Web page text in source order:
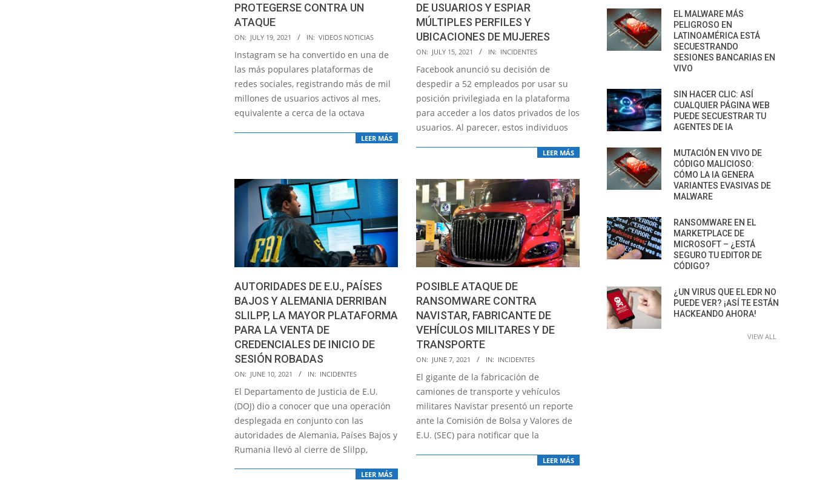
PROTEGERSE CONTRA UN
ATAQUE
2021-
07-
19
ON: JULY 19, 2021 IN: VIDEOS NOTICIAS
Instagram se ha convertido en una de
las más populares plataformas de
redes sociales, registrando más de mil
millones de usuarios activos al mes,
equivalente a cerca de la octava
LEER MÁS
DE USUARIOS Y ESPIAR
MÚLTIPLES PERFILES Y
UBICACIONES DE MUJERES
2021-
07-
15
ON: JULY 15, 2021 IN: INCIDENTES
Facebook anunció su decisión de
despedir a 52 empleados por usar su
posición privilegiada en la plataforma
para acceder a los datos privados de los
usuarios. Al parecer, estos individuos
LEER MÁS
AUTORIDADES DE E.U., PAÍSES
BAJOS Y ALEMANIA DERRIBAN
SLILPP, LA MAYOR PLATAFORMA
PARA LA VENTA DE
CREDENCIALES DE INICIO DE
SESIÓN ROBADAS
2021-
06-
10
ON: JUNE 10, 2021 IN: INCIDENTES
El Departamento de Justicia de E.U.
(DOJ) dio a conocer que una operación
desplegada en conjunto con las
autoridades de Alemania, Países Bajos y
Rumania llevó al cierre de Slilpp,
LEER MÁS
POSIBLE ATAQUE DE
RANSOMWARE CONTRA
NAVISTAR, FABRICANTE DE
VEHÍCULOS MILITARES Y DE
TRANSPORTE
2021-
06-
07
ON: JUNE 7, 2021 IN: INCIDENTES
El gigante de la fabricación de
camiones de transporte y vehículos
militares Navistar presentó un reporte
ante la Comisión de Bolsa y Valores de
E.U. (SEC) para notificar que la
LEER MÁS
EL MALWARE MÁS
PELIGROSO EN
LATINOAMÉRICA ESTÁ
SECUESTRANDO
SESIONES BANCARIAS EN
VIVO
SIN HACER CLIC: ASÍ
CUALQUIER PÁGINA WEB
PUEDE SECUESTRAR TU
AGENTES DE IA
MUTACIÓN EN VIVO DE
CÓDIGO MALICIOSO:
CÓMO LA IA GENERA
VARIANTES EVASIVAS DE
MALWARE
RANSOMWARE EN EL
MARKETPLACE DE
MICROSOFT – ¿ESTÁ
SEGURO TU EDITOR DE
CÓDIGO?
¿UN VIRUS QUE EL EDR NO
PUEDE VER? ¡ASÍ TE ESTÁN
HACKEANDO AHORA!
VIEW ALL